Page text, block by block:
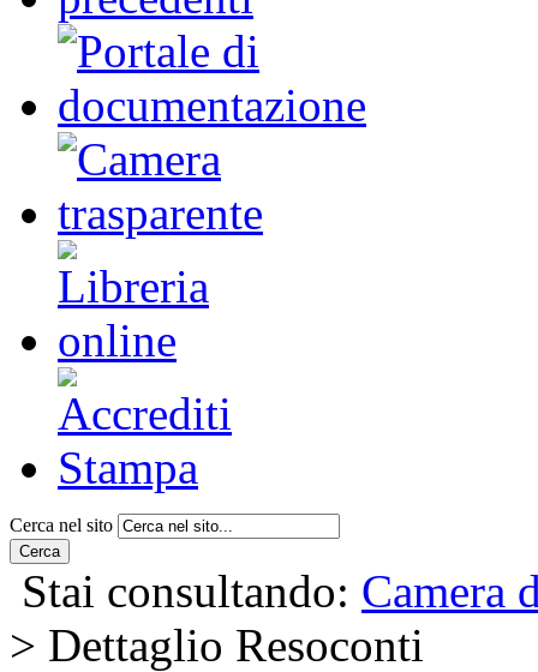
Cerca nel sito
Cerca
Stai consultando: Camera
> Dettaglio Resoconti